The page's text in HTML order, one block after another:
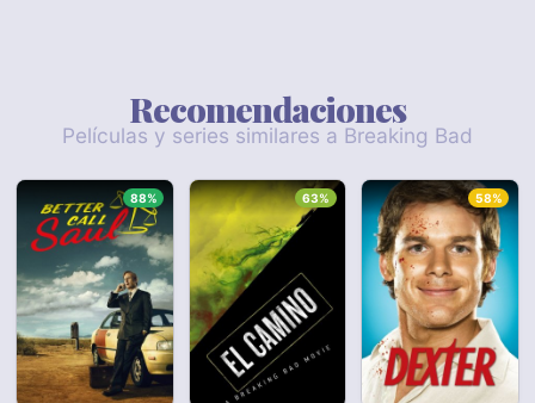
Recomendaciones
Películas y series similares a Breaking Bad
88% 63% 58%